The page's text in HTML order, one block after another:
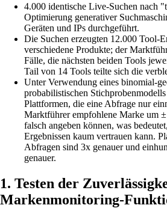
4.000 identische Live-Suchen nach
Optimierung generativer
Geräten und IPs durchgeführt.
Die Suchen erzeugten 12.000 Tool-
verschiedene Produkte; der
Fälle, die nächsten beiden Tools
Tail von 14 Tools teilte sich die
Unter Verwendung eines binomial-
probabilistischen
Plattformen, die eine Abfrage nur
Marktführer empfohlene Marke um
falsch angeben können, was
Ergebnissen kaum vertrauen kann.
Abfragen sind 3x genauer und
genauer.
1. Testen der
Markenmonitoring-